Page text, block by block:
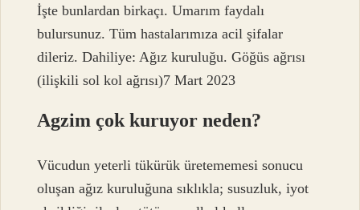
İşte bunlardan birkaçı. Umarım faydalı
bulursunuz. Tüm hastalarımıza acil şifalar
dileriz. Dahiliye: Ağız kuruluğu. Göğüs ağrısı
(ilişkili sol kol ağrısı)7 Mart 2023
Agzim çok kuruyor neden?
Vücudun yeterli tükürük üretememesi sonucu
oluşan ağız kuruluğuna sıklıkla; susuzluk, iyot